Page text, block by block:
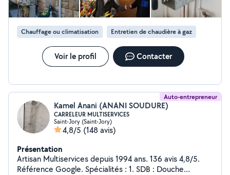
Chauffage ou climatisation Entretien de chaudière à gaz
Voir le profil Contacter
Auto-entrepreneur
Kamel Anani (ANANI SOUDURE)
CARRELEUR MULTISERVICES
Saint-Jory (Saint-Jory)
4,8/5 (148 avis)
Présentation
Artisan Multiservices depuis 1994 ans. 136 avis 4,8/5.
Référence Google. Spécialités : 1. SDB : Douche